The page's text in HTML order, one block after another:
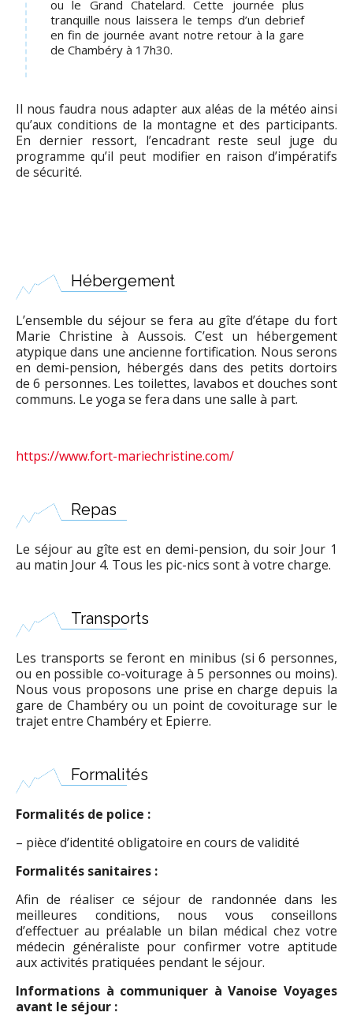
ou le Grand Chatelard. Cette journée plus
tranquille nous laissera le temps d’un debrief
en fin de journée avant notre retour à la gare
de Chambéry à 17h30.
Il nous faudra nous adapter aux aléas de la météo ainsi
qu’aux conditions de la montagne et des participants.
En dernier ressort, l’encadrant reste seul juge du
programme qu’il peut modifier en raison d’impératifs
de sécurité.
Hébergement
L’ensemble du séjour se fera au gîte d’étape du fort
Marie Christine à Aussois. C’est un hébergement
atypique dans une ancienne fortification. Nous serons
en demi-pension, hébergés dans des petits dortoirs
de 6 personnes. Les toilettes, lavabos et douches sont
communs. Le yoga se fera dans une salle à part.
https://www.fort-mariechristine.com/
Repas
Le séjour au gîte est en demi-pension, du soir Jour 1
au matin Jour 4. Tous les pic-nics sont à votre charge.
Transports
Les transports se feront en minibus (si 6 personnes,
ou en possible co-voiturage à 5 personnes ou moins).
Nous vous proposons une prise en charge depuis la
gare de Chambéry ou un point de covoiturage sur le
trajet entre Chambéry et Epierre.
Formalités
Formalités de police :
– pièce d’identité obligatoire en cours de validité
Formalités sanitaires :
Afin de réaliser ce séjour de randonnée dans les
meilleures conditions, nous vous conseillons
d’effectuer au préalable un bilan médical chez votre
médecin généraliste pour confirmer votre aptitude
aux activités pratiquées pendant le séjour.
Informations à communiquer à Vanoise Voyages
avant le séjour :